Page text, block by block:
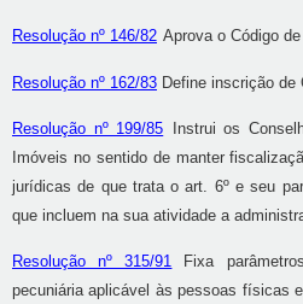
Resolução nº 146/82 Aprova o Código
Resolução nº 162/83 Define inscrição de
Resolução nº 199/85
Instrui os
Imóveis no sentido de manter
jurídicas de que trata o art. 6º e seu
que incluem na sua atividade a
Resolução nº 315/91 Fixa
pecuniária aplicável às pessoas físicas